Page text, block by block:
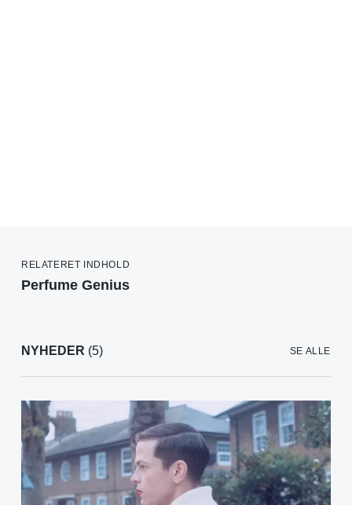
RELATERET INDHOLD
Perfume Genius
NYHEDER (5) SE ALLE